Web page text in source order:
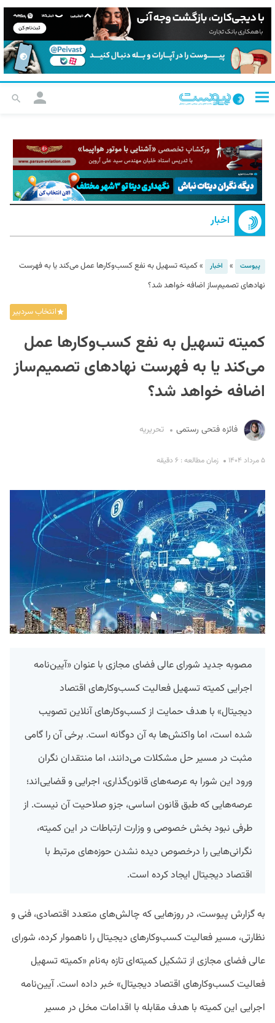
اخبار
پیوست » اخبار »کمیته تسهیل به نفع کسب‌وکارها عمل می‌کند یا به فهرست
نهادهای تصمیم‌ساز اضافه خواهد شد؟
انتخاب سردبیر
کمیته تسهیل به نفع کسب‌وکارها عمل
می‌کند یا به فهرست نهادهای تصمیم‌ساز
اضافه خواهد شد؟
فائزه فتحی رستمی تحریریه
۵ مرداد ۱۴۰۴ زمان مطالعه : ۶ دقیقه
مصوبه جدید شورای عالی فضای مجازی با عنوان «آیین‌نامه
اجرایی کمیته تسهیل فعالیت کسب‌وکارهای اقتصاد
دیجیتال» با هدف حمایت از کسب‌وکارهای آنلاین تصویب
شده است، اما واکنش‌ها به آن دوگانه است. برخی آن را گامی
مثبت در مسیر حل مشکلات می‌دانند، اما منتقدان نگران
ورود این شورا به عرصه‌های قانون‌گذاری، اجرایی و قضایی‌اند؛
عرصه‌هایی که طبق قانون اساسی، جزو صلاحیت آن نیست. از
طرفی نبود بخش خصوصی و وزارت ارتباطات در این کمیته،
نگرانی‌هایی را درخصوص دیده نشدن حوزه‌های مرتبط با
اقتصاد دیجیتال ایجاد کرده است.
به گزارش پیوست، در روزهایی که چالش‌های متعدد اقتصادی، فنی و
نظارتی، مسیر فعالیت کسب‌وکارهای دیجیتال را ناهموار کرده، شورای
عالی فضای مجازی از تشکیل کمیته‌ای تازه به‌نام «کمیته تسهیل
فعالیت کسب‌وکارهای اقتصاد دیجیتال» خبر داده است. آیین‌نامه
اجرایی این کمیته با هدف مقابله با اقدامات مخل در مسیر